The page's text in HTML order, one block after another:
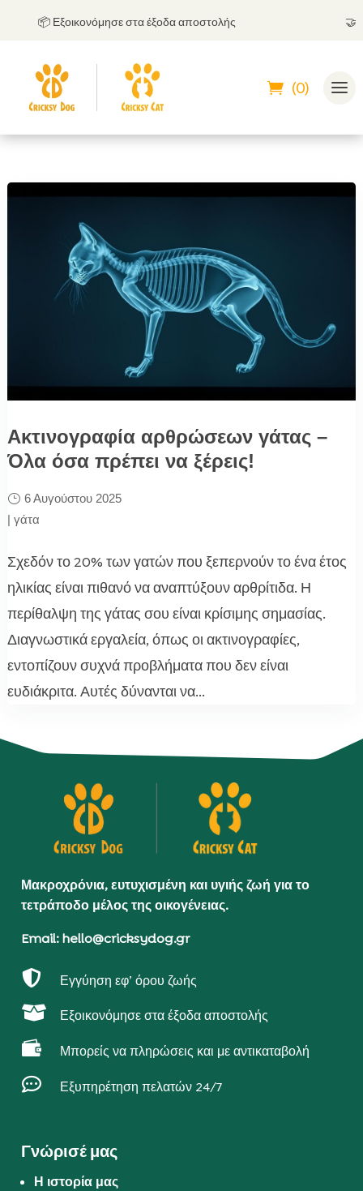
📦 Εξοικονόμησε στα έξοδα αποστολής
(0)
Ακτινογραφία αρθρώσεων γάτας –
Όλα όσα πρέπει να ξέρεις!
6 Αυγούστου 2025
| γάτα
Σχεδόν το 20% των γατών που ξεπερνούν το ένα έτος
ηλικίας είναι πιθανό να αναπτύξουν αρθρίτιδα. Η
περίθαλψη της γάτας σου είναι κρίσιμης σημασίας.
Διαγνωστικά εργαλεία, όπως οι ακτινογραφίες,
εντοπίζουν συχνά προβλήματα που δεν είναι
ευδιάκριτα. Αυτές δύνανται να...
Μακροχρόνια, ευτυχισμένη και υγιής ζωή για το
τετράποδο μέλος της οικογένειας.
Email: hello@cricksydog.gr
 Εγγύηση εφ’ όρου ζωής
 Εξοικονόμησε στα έξοδα αποστολής
 Μπορείς να πληρώσεις και με αντικαταβολή
 Εξυπηρέτηση πελατών 24/7
Γνώρισέ μας
Η ιστορία μας